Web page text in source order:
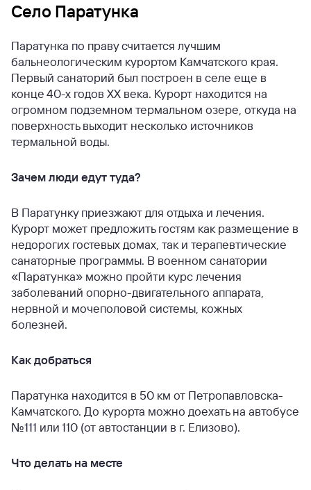
Село Паратунка
Паратунка по праву считается лучшим
бальнеологическим курортом Камчатского края.
Первый санаторий был построен в селе еще в
конце 40-х годов XX века. Курорт находится на
огромном подземном термальном озере, откуда на
поверхность выходит несколько источников
термальной воды.
Зачем люди едут туда?
В Паратунку приезжают для отдыха и лечения.
Курорт может предложить гостям как размещение в
недорогих гостевых домах, так и терапевтические
санаторные программы. В военном санатории
«Паратунка» можно пройти курс лечения
заболеваний опорно-двигательного аппарата,
нервной и мочеполовой системы, кожных
болезней.
Как добраться
Паратунка находится в 50 км от Петропавловска-
Камчатского. До курорта можно доехать на автобусе
№111 или 110 (от автостанции в г. Елизово).
Что делать на месте